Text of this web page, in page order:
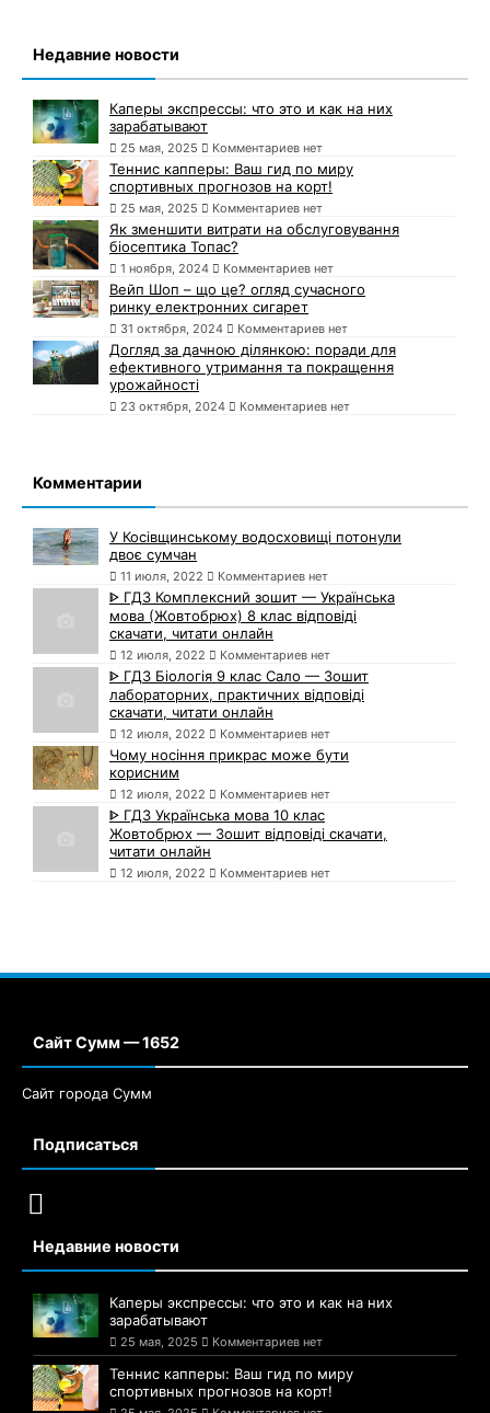
Недавние новости
Каперы экспрессы: что это и как на них
зарабатывают
25 мая, 2025 Комментариев нет
Теннис капперы: Ваш гид по миру
спортивных прогнозов на корт!
25 мая, 2025 Комментариев нет
Як зменшити витрати на обслуговування
біосептика Топас?
1 ноября, 2024 Комментариев нет
Вейп Шоп – що це? огляд сучасного
ринку електронних сигарет
31 октября, 2024 Комментариев нет
Догляд за дачною ділянкою: поради для
ефективного утримання та покращення
урожайності
23 октября, 2024 Комментариев нет
Комментарии
У Косівщинському водосховищі потонули
двоє сумчан
11 июля, 2022 Комментариев нет
ᐈ ГДЗ Комплексний зошит — Українська
мова (Жовтобрюх) 8 клас відповіді
скачати, читати онлайн
12 июля, 2022 Комментариев нет
ᐈ ГДЗ Біологія 9 клас Сало — Зошит
лабораторних, практичних відповіді
скачати, читати онлайн
12 июля, 2022 Комментариев нет
Чому носіння прикрас може бути
корисним
12 июля, 2022 Комментариев нет
ᐈ ГДЗ Українська мова 10 клас
Жовтобрюх — Зошит відповіді скачати,
читати онлайн
12 июля, 2022 Комментариев нет
Сайт Сумм — 1652
Сайт города Сумм
Подписаться
Недавние новости
Каперы экспрессы: что это и как на них
зарабатывают
25 мая, 2025 Комментариев нет
Теннис капперы: Ваш гид по миру
спортивных прогнозов на корт!